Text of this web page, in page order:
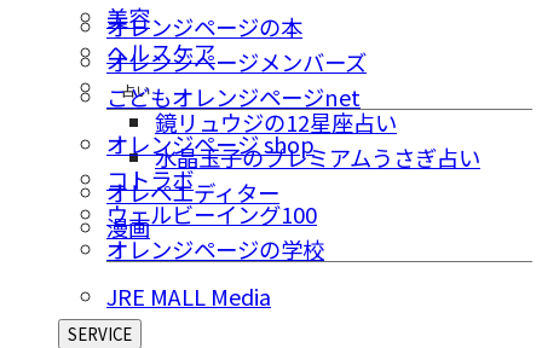
美容
ヘルスケア
占い
鏡リュウジの12星座占い
水晶玉子のプレミアムうさぎ占い
オレペエディター
漫画
オレンジページの本
オレンジページメンバーズ
こどもオレンジページnet
オレンジページ shop
コトラボ
ウェルビーイング100
オレンジページの学校
JRE MALL Media
SERVICE